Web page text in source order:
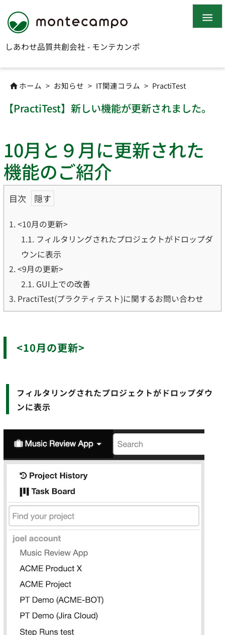
しあわせ品質共創会社 - モンテカンポ

 ホーム > お知らせ > IT関連コラム > PractiTest
【PractiTest】新しい機能が更新されました。
10月と９月に更新された
機能のご紹介
目次
1.<10月の更新>
1.1. フィルタリングされたプロジェクトがドロップダ
ウンに表示
2.<9月の更新>
2.1. GUI上での改善
3. PractiTest(プラクティテスト)に関するお問い合わせ
<10月の更新>
フィルタリングされたプロジェクトがドロップダウ
ンに表示